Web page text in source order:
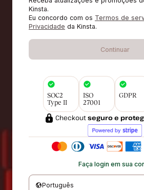
Kinsta.
Eu concordo com os Termos de
Privacidade da Kinsta.
Continuar
SOC2
Type II
ISO
27001
GDPR
Checkoutseguro e
Faça login em sua
Português